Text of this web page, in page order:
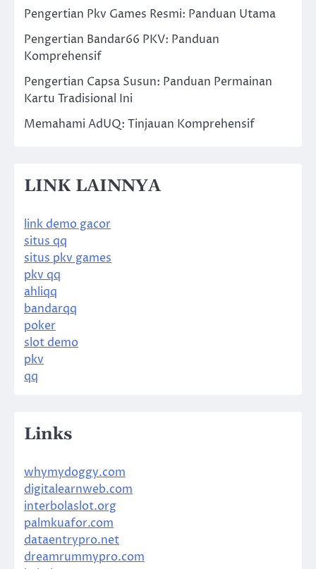
Pengertian Pkv Games Resmi: Panduan Utama
Pengertian Bandar66 PKV: Panduan
Komprehensif
Pengertian Capsa Susun: Panduan Permainan
Kartu Tradisional Ini
Memahami AdUQ: Tinjauan Komprehensif
LINK LAINNYA
link demo gacor
situs qq
situs pkv games
pkv qq
ahliqq
bandarqq
poker
slot demo
pkv
qq
Links
whymydoggy.com
digitalearnweb.com
interbolaslot.org
palmkuafor.com
dataentrypro.net
dreamrummypro.com